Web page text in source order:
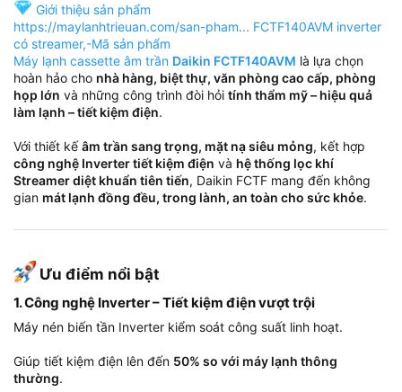
Giới thiệu sản phẩm
https://maylanhtrieuan.com/san-pham... FCTF140AVM inverter
có streamer,-Mã sản phẩm
Máy lạnh cassette âm trần Daikin FCTF140AVM là lựa chọn
hoàn hảo cho nhà hàng, biệt thự, văn phòng cao cấp, phòng
họp lớn và những công trình đòi hỏi tính thẩm mỹ – hiệu quả
làm lạnh – tiết kiệm điện.
Với thiết kếâm trần sang trọng, mặt nạ siêu mỏng, kết hợp
công nghệ Inverter tiết kiệm điện và hệ thống lọc khí
Streamer diệt khuẩn tiên tiến, Daikin FCTF mang đến không
gian mát lạnh đồng đều, trong lành, an toàn cho sức khỏe.
Ưu điểm nổi bật​
1. Công nghệ Inverter – Tiết kiệm điện vượt trội​
Máy nén biến tần Inverter kiểm soát công suất linh hoạt.
Giúp tiết kiệm điện lên đến 50% so với máy lạnh thông
thường.